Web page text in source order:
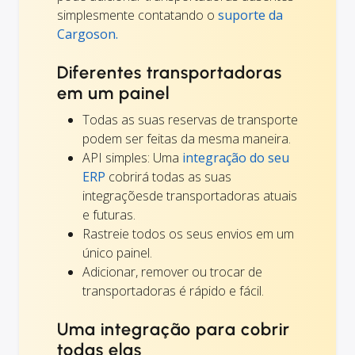
simplesmente contatando o suporte da
Cargoson.
Diferentes transportadoras
em um painel
Todas as suas reservas de transporte
podem ser feitas da mesma maneira.
API simples: Uma integração do seu
ERP cobrirá todas as suas
integraçõesde transportadoras atuais
e futuras.
Rastreie todos os seus envios em um
único painel.
Adicionar, remover ou trocar de
transportadoras é rápido e fácil.
Uma integração para cobrir
todas elas